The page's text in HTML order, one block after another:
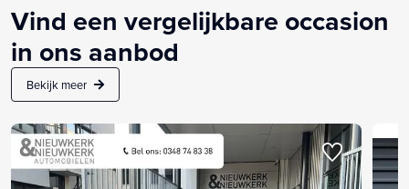
Vind een vergelijkbare occasion
in ons aanbod
Bekijk meer